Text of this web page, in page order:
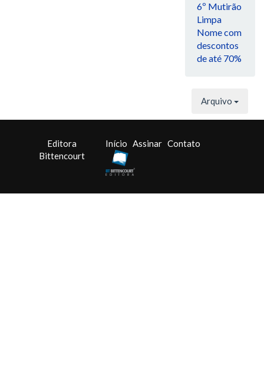
6º Mutirão
Limpa
Nome com
descontos
de até 70%
Arquivo
Editora
Bittencourt
Início Assinar Contato